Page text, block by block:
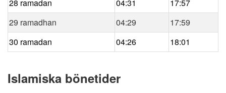
28 ramadan
04:31
17:57
29 ramadhan
04:29
17:59
30 ramadan
04:26 18:01
Islamiska bönetider